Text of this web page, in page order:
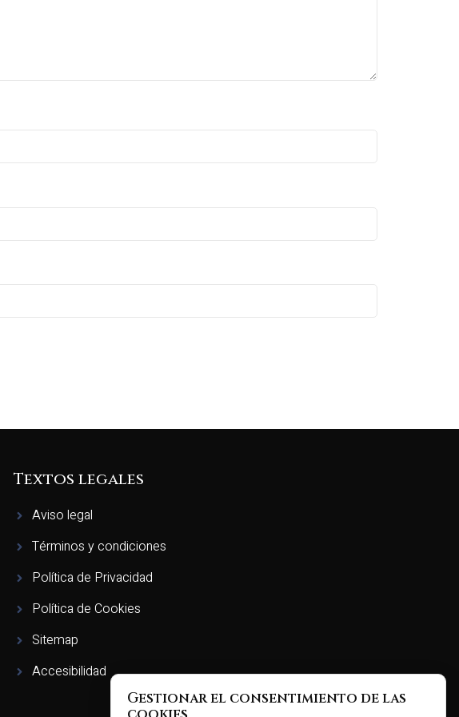
Textos legales
Aviso legal
Términos y condiciones
Política de Privacidad
Política de Cookies
Sitemap
Accesibilidad
Gestionar el consentimiento de las